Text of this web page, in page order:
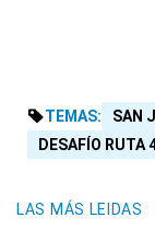
TEMAS: SAN
DESAFÍO RUTA
LAS MÁS LEIDAS